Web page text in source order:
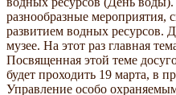
разнообразные мероприятия,
развитием водных ресурсов.
музее. На этот раз главная
Посвященная этой теме
будет проходить 19 марта, в
Управление особо